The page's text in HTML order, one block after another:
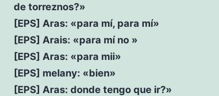
de torreznos?»
[EPS] Aras: «para mí, para mí»
[EPS] Arais: «para mí no »
[EPS] Aras: «para mii»
[EPS] melany: «bien»
[EPS] Aras: donde tengo que ir?»